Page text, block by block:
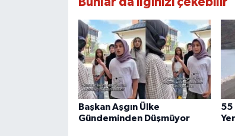
Başkan Aşgın Ülke
Gündeminden Düşmüyor
55